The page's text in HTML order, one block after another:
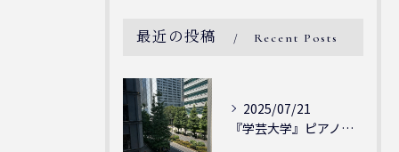
最近の投稿 Recent Posts
2025/07/21
『学芸大学』ピアノを弾ける喜び - シェリー・アーツ音楽教室...